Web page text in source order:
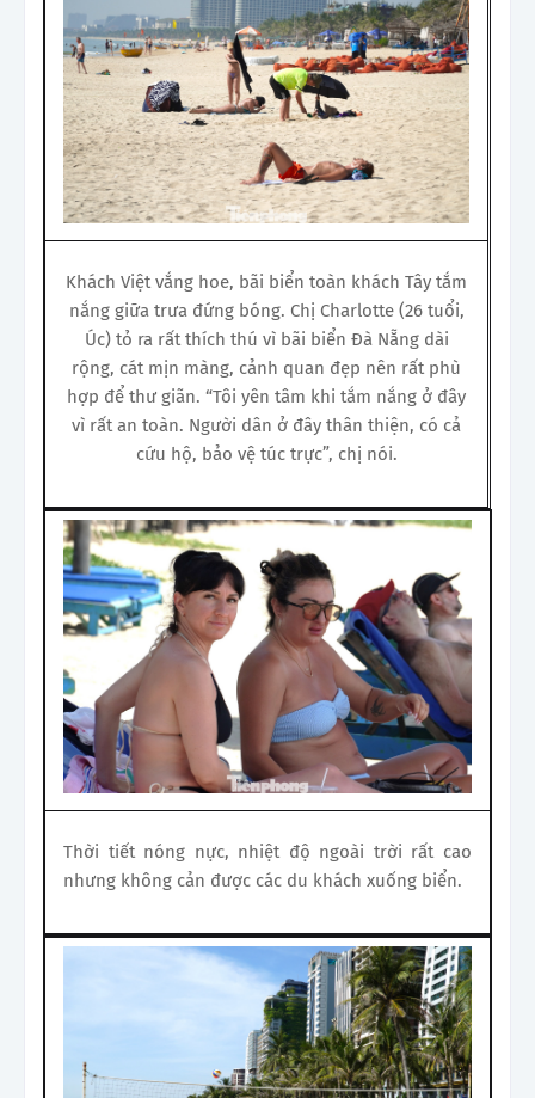
Khách Việt vắng hoe, bãi biển toàn khách Tây tắm
nắng giữa trưa đứng bóng. Chị Charlotte (26 tuổi,
Úc) tỏ ra rất thích thú vì bãi biển Đà Nẵng dài
rộng, cát mịn màng, cảnh quan đẹp nên rất phù
hợp để thư giãn. “Tôi yên tâm khi tắm nắng ở đây
vì rất an toàn. Người dân ở đây thân thiện, có cả
cứu hộ, bảo vệ túc trực”, chị nói.
Thời tiết nóng nực, nhiệt độ ngoài trời rất cao
nhưng không cản được các du khách xuống biển.